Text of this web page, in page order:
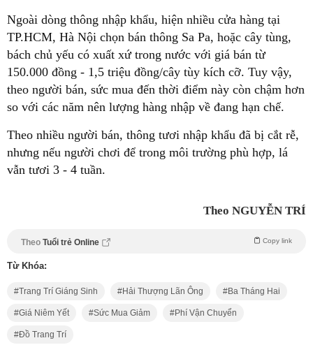
Ngoài dòng thông nhập khẩu, hiện nhiều cửa hàng tại
TP.HCM, Hà Nội chọn bán thông Sa Pa, hoặc cây tùng,
bách chủ yếu có xuất xứ trong nước với giá bán từ
150.000 đồng - 1,5 triệu đồng/cây tùy kích cỡ. Tuy vậy,
theo người bán, sức mua đến thời điểm này còn chậm hơn
so với các năm nên lượng hàng nhập về đang hạn chế.
Theo nhiều người bán, thông tươi nhập khẩu đã bị cắt rễ,
nhưng nếu người chơi để trong môi trường phù hợp, lá
vẫn tươi 3 - 4 tuần.
Theo NGUYỄN TRÍ
Theo Tuổi trẻ Online Copy link
Từ Khóa:
Trang Trí Giáng Sinh Hải Thượng Lãn Ông Ba Tháng Hai
Giá Niêm Yết Sức Mua Giảm Phí Vận Chuyển
Đồ Trang Trí